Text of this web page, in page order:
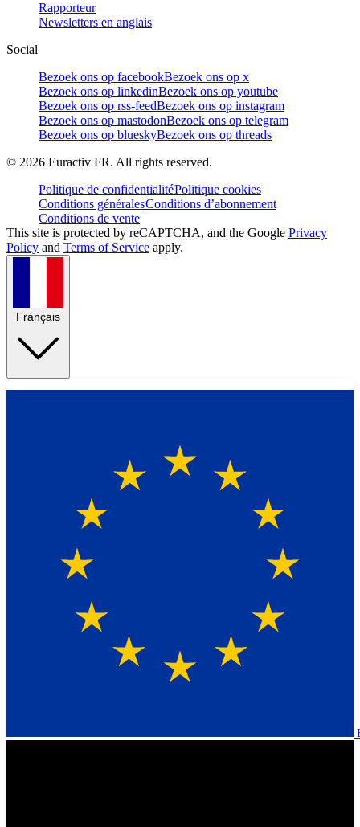
Rapporteur
Newsletters en anglais
Social
Bezoek ons op facebookBezoek ons op x
Bezoek ons op linkedinBezoek ons op youtube
Bezoek ons op rss-feedBezoek ons op instagram
Bezoek ons op mastodonBezoek ons op telegram
Bezoek ons op blueskyBezoek ons op threads
© 2026 Euractiv FR. All rights reserved.
Politique de confidentialitéPolitique cookies
Conditions généralesConditions d’abonnement
Conditions de vente
This site is protected by reCAPTCHA, and the Google Privacy
Policy and Terms of Service apply.
Français